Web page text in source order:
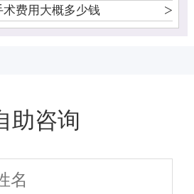
费用大概多少钱 >
助咨询